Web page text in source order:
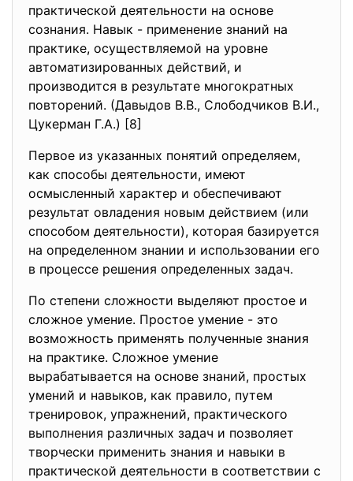
практической деятельности на основе
сознания. Навык - применение знаний на
практике, осуществляемой на уровне
автоматизированных действий, и
производится в результате многократных
повторений. (Давыдов В.В., Слободчиков В.И.,
Цукерман Г.А.) [8]
Первое из указанных понятий определяем,
как способы деятельности, имеют
осмысленный характер и обеспечивают
результат овладения новым действием (или
способом деятельности), которая базируется
на определенном знании и использовании его
в процессе решения определенных задач.
По степени сложности выделяют простое и
сложное умение. Простое умение - это
возможность применять полученные знания
на практике. Сложное умение
вырабатывается на основе знаний, простых
умений и навыков, как правило, путем
тренировок, упражнений, практического
выполнения различных задач и позволяет
творчески применить знания и навыки в
практической деятельности в соответствии с